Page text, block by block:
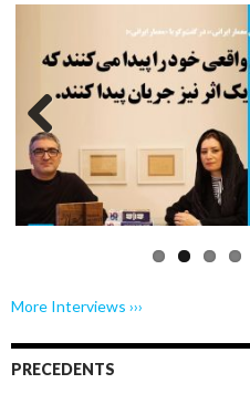
Previo
us
More Interviews ›››
PRECEDENTS